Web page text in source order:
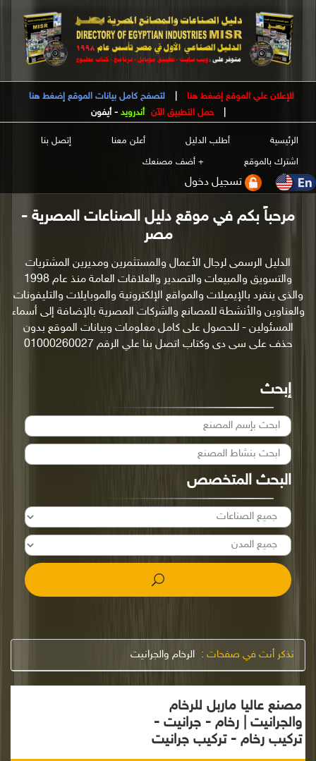
للإعلان علي الموقع إضغط هنا
لتصفح كامل بيانات الموقع إضغط هنا
حمل التطبيق الآن أندرويد - أيفون
الرئيسية أطلب الدليل أعلن معنا
إتصل بنا
اشترك بالموقع
+ أضف مصنعك
تسجيل دخول
مرحباً بكم في موقع دليل الصناعات المصرية -
مصر
الدليل الرسمى لرجال الأعمال والمستثمرين ومديرين المشتريات
والتسويق والمبيعات والتصدير والعلاقات العامة منذ عام 1998
والذى ينفرد بالإيميلات والمواقع الإلكترونية والموبايلات والتليفونات
والعناوين والأنشطة للمصانع والشركات المصرية بالإضافة إلى أسماء
المسئولين - للحصول على كامل معلومات وبيانات الموقع بدون
حذف على سى دى وكتاب اتصل بنا علي الرقم 01000260027
إبحث
البحث المتخصص
تذكر أنت في صفحات : الرخام والجرانيت
مصنع عاليا ماربل للرخام
والجرانيت | رخام - جرانيت -
تركيب رخام - تركيب جرانيت